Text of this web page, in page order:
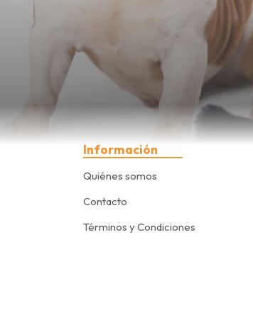
Información
Quiénes somos
Contacto
Términos y Condiciones